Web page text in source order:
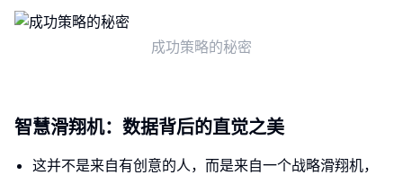
成功策略的秘密
智慧滑翔机：数据背后的直觉之美
这并不是来自有创意的人，而是来自一个战略滑翔机，